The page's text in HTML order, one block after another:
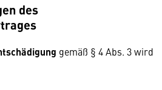
des
gemäß § 4 Abs. 3 wird